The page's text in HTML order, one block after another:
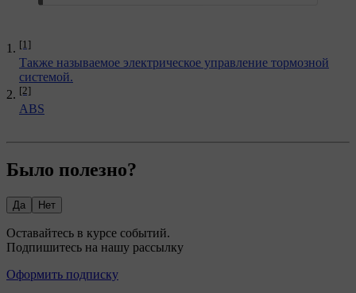
[1]
Также называемое электрическое управление тормозной
системой.
[2]
ABS
Было полезно?
Да Нет